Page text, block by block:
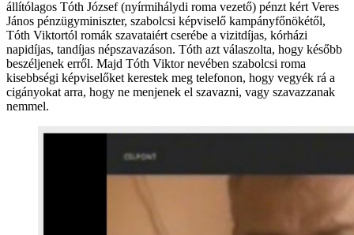
állítólagos Tóth József (nyírmihálydi roma vezető) pénzt kért Veres
János pénzügyminiszter, szabolcsi képviselő kampányfőnökétől,
Tóth Viktortól romák szavataiért cserébe a vizitdíjas, kórházi
napidíjas, tandíjas népszavazáson. Tóth azt válaszolta, hogy később
beszéljenek erről. Majd Tóth Viktor nevében szabolcsi roma
kisebbségi képviselőket kerestek meg telefonon, hogy vegyék rá a
cigányokat arra, hogy ne menjenek el szavazni, vagy szavazzanak
nemmel.